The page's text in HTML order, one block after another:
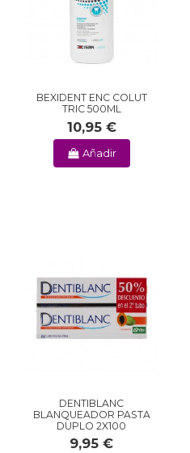
BEXIDENT ENC COLUT
TRIC 500ML
10,95 €
Añadir
DENTIBLANC
BLANQUEADOR PASTA
DUPLO 2X100
9,95 €